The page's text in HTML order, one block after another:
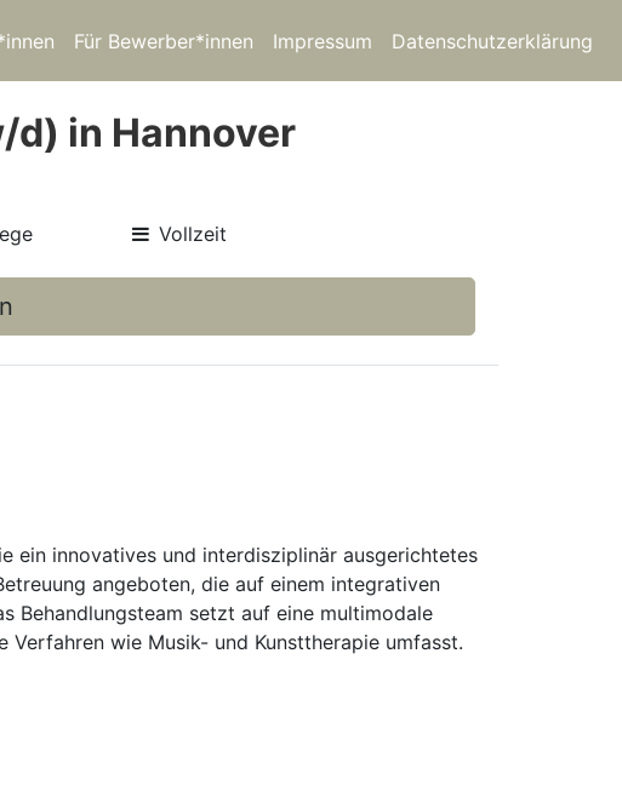
Für Bewerber*innen Impressum Datenschutzerklärung
in Hannover
Vollzeit
ein innovatives und interdisziplinär ausgerichtetes
angeboten, die auf einem integrativen
Behandlungsteam setzt auf eine multimodale
wie Musik- und Kunsttherapie umfasst.